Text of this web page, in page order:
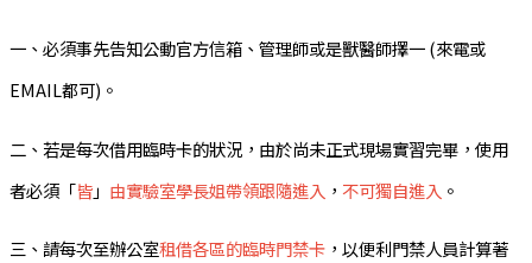
一、必須事先告知公動官方信箱、管理師或是獸醫師擇一 (來電或
EMAIL都可)。
二、若是每次借用臨時卡的狀況，由於尚未正式現場實習完畢，使用
者必須「皆」 由實驗室學長姐帶領跟隨進入 ， 不可獨自進入 。
三、請每次至辦公室租借各區的臨時門禁卡 ，以便利門禁人員計算著